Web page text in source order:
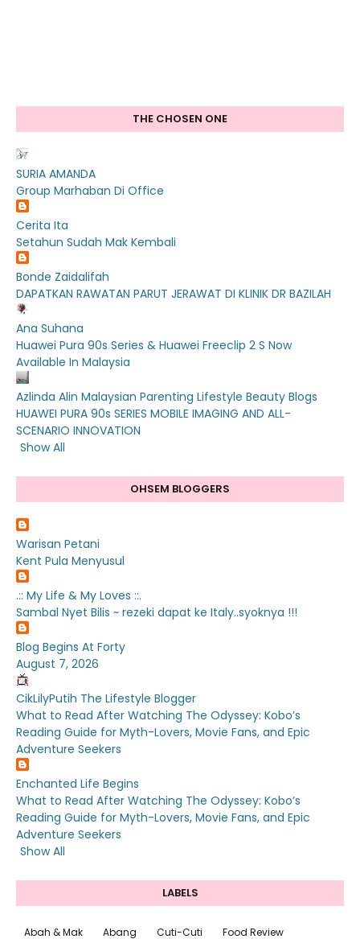
THE CHOSEN ONE
SURIA AMANDA
Group Marhaban Di Office
Cerita Ita
Setahun Sudah Mak Kembali
Bonde Zaidalifah
DAPATKAN RAWATAN PARUT JERAWAT DI KLINIK DR BAZILAH
Ana Suhana
Huawei Pura 90s Series & Huawei Freeclip 2 S Now
Available In Malaysia
Azlinda Alin Malaysian Parenting Lifestyle Beauty Blogs
HUAWEI PURA 90s SERIES MOBILE IMAGING AND ALL-
SCENARIO INNOVATION
Show All
OHSEM BLOGGERS
Warisan Petani
Kent Pula Menyusul
.:: My Life & My Loves ::.
Sambal Nyet Bilis ~ rezeki dapat ke Italy..syoknya !!!
Blog Begins At Forty
August 7, 2026
CikLilyPutih The Lifestyle Blogger
What to Read After Watching The Odyssey: Kobo’s
Reading Guide for Myth-Lovers, Movie Fans, and Epic
Adventure Seekers
Enchanted Life Begins
What to Read After Watching The Odyssey: Kobo’s
Reading Guide for Myth-Lovers, Movie Fans, and Epic
Adventure Seekers
Show All
LABELS
Abah & Mak Abang Cuti-Cuti Food Review